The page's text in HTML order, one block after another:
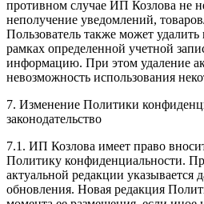
противном случае ИП Козлова не
неполучение уведомлений,
Пользователь также может
рамках определенной учетной
информацию. При этом удаление
невозможность использования
7. Изменение Политики
законодательство
7.1. ИП Козлова имеет право
Политику конфиденциальности.
актуальной редакции указывается
обновления. Новая редакция